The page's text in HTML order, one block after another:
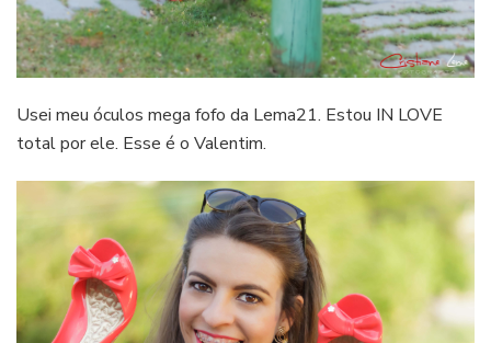
Usei meu óculos mega fofo da Lema21. Estou IN LOVE
total por ele. Esse é o Valentim.